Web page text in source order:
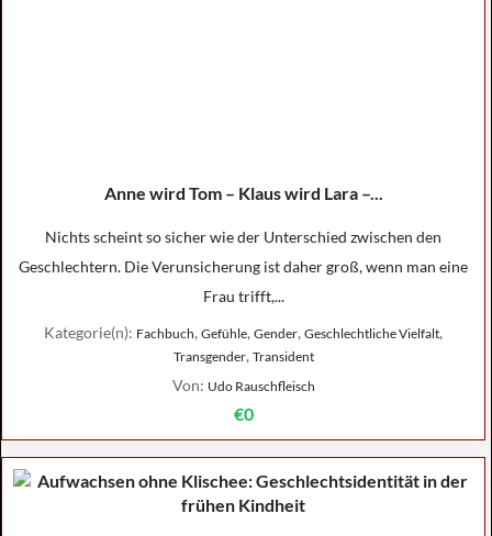
Anne wird Tom – Klaus wird Lara –...
Nichts scheint so sicher wie der Unterschied zwischen den
Geschlechtern. Die Verunsicherung ist daher groß, wenn man eine
Frau trifft,...
Kategorie(n): Fachbuch, Gefühle, Gender, Geschlechtliche Vielfalt,
Transgender, Transident
Von: Udo Rauschfleisch
€0